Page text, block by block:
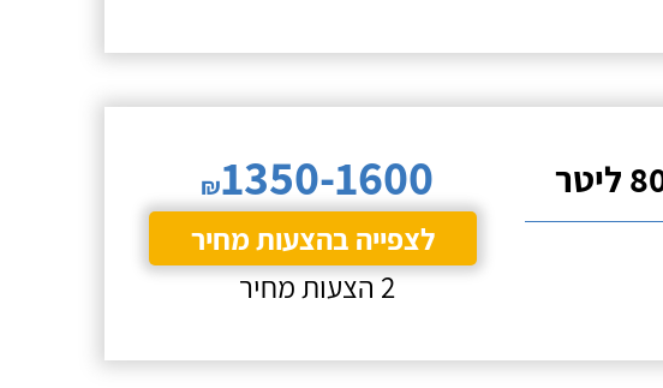
₪1350-1600
לצפייה בהצעות מחיר
2 הצעות מחיר